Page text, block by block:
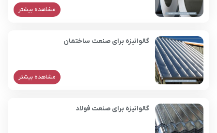
مشاهده بیشتر
گالوانیزه برای صنعت ساختمان
مشاهده بیشتر
گالوانیزه برای صنعت فولاد